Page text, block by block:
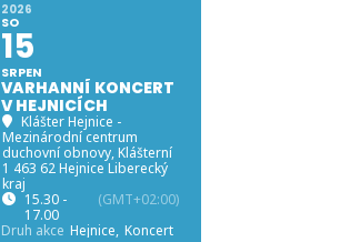
2026
SO
15
SRPEN
VARHANNÍ KONCERT
V HEJNICÍCH
Klášter Hejnice -
Mezinárodní centrum
duchovní obnovy, Klášterní
1 463 62 Hejnice Liberecký
kraj
15.30 -
17.00
(GMT+02:00)
Druh akce Hejnice, Koncert